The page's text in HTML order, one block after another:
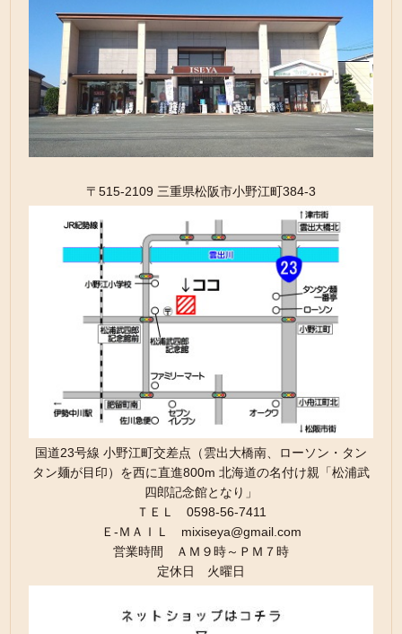
〒515-2109 三重県松阪市小野江町384-3
国道23号線 小野江町交差点（雲出大橋南、ローソン・タン
タン麺が目印）を西に直進800m 北海道の名付け親「松浦武
四郎記念館となり」
ＴＥＬ 0598-56-7411
Ｅ-ＭＡＩＬ mixiseya@gmail.com
営業時間 ＡＭ９時～ＰＭ７時
定休日 火曜日